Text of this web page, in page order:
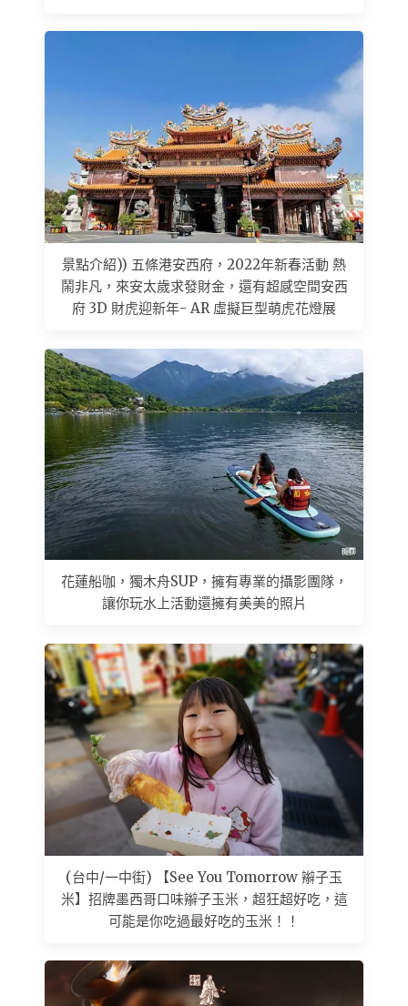
景點介紹)) 五條港安西府，2022年新春活動 熱
鬧非凡，來安太歲求發財金，還有超感空間安西
府 3D 財虎迎新年- AR 虛擬巨型萌虎花燈展
花蓮船咖，獨木舟SUP，擁有專業的攝影團隊，
讓你玩水上活動還擁有美美的照片
(台中/一中街) 【See You Tomorrow 辮子玉
米】招牌墨西哥口味辮子玉米，超狂超好吃，這
可能是你吃過最好吃的玉米！！